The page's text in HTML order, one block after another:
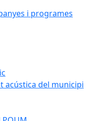
i programes
acústica del municipi